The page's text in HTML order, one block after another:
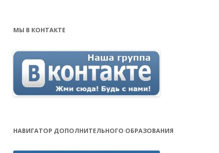
МЫ В КОНТАКТЕ
НАВИГАТОР ДОПОЛНИТЕЛЬНОГО ОБРАЗОВАНИЯ